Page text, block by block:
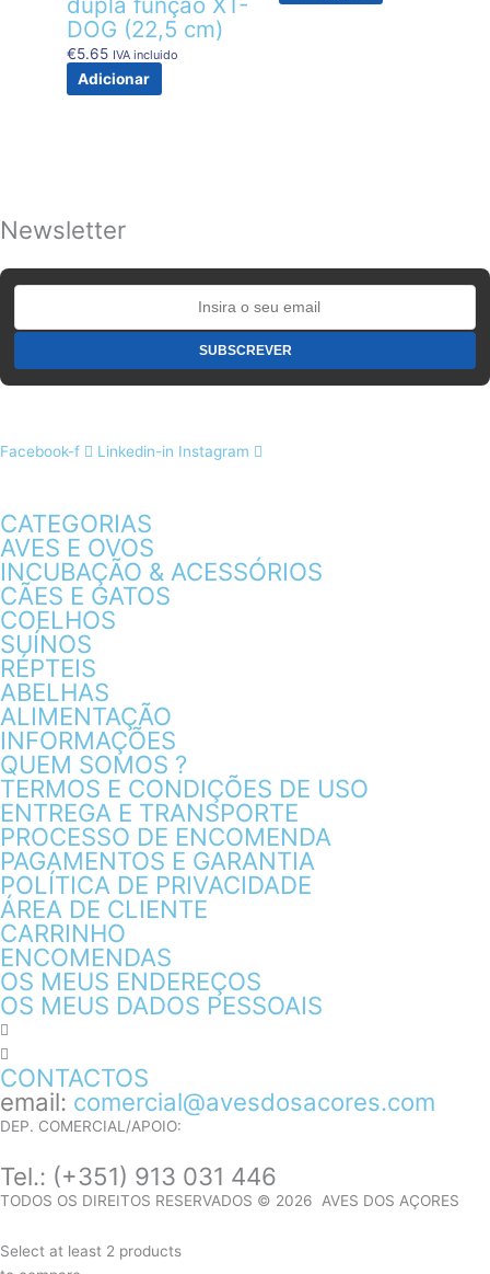
DOG (22,5 cm)
€5.65 IVA incluido
Adicionar
Newsletter
Facebook-f Linkedin-in Instagram
CATEGORIAS
AVES E OVOS
INCUBAÇÃO & ACESSÓRIOS
CÃES E GATOS
COELHOS
SUÍNOS
RÉPTEIS
ABELHAS
ALIMENTAÇÃO
INFORMAÇÕES
QUEM SOMOS ?
TERMOS E CONDIÇÕES DE USO
ENTREGA E TRANSPORTE
PROCESSO DE ENCOMENDA
PAGAMENTOS E GARANTIA
POLÍTICA DE PRIVACIDADE
ÁREA DE CLIENTE
CARRINHO
ENCOMENDAS
OS MEUS ENDEREÇOS
OS MEUS DADOS PESSOAIS
CONTACTOS
email: comercial@avesdosacores.com
DEP. COMERCIAL/APOIO:
Tel.: (+351) 913 031 446
TODOS OS DIREITOS RESERVADOS © 2026 AVES DOS AÇORES
Select at least 2 products